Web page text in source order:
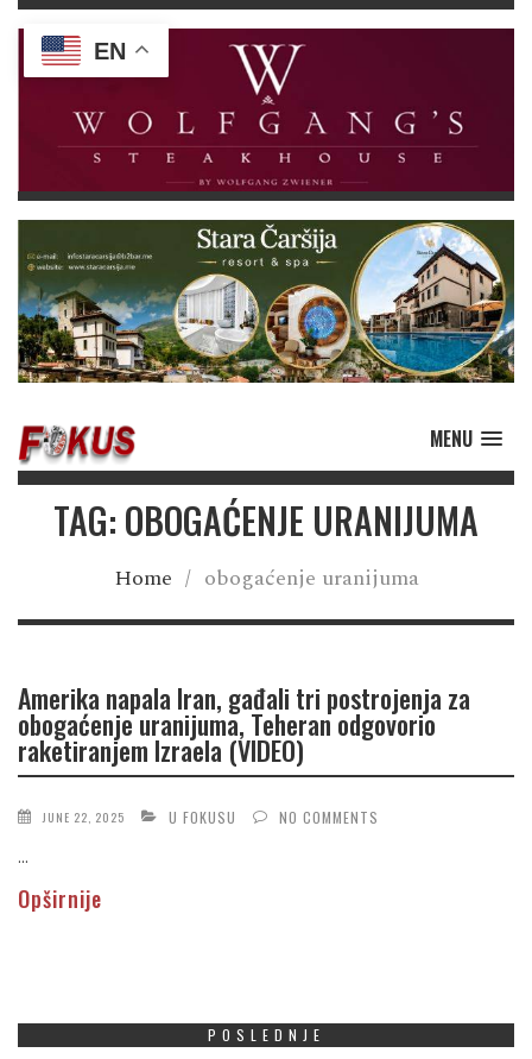
MENU
TAG: OBOGAĆENJE URANIJUMA
Home / obogaćenje uranijuma
Amerika napala Iran, gađali tri postrojenja za
obogaćenje uranijuma, Teheran odgovorio
raketiranjem Izraela (VIDEO)
JUNE 22, 2025 U FOKUSU NO COMMENTS
...
Opširnije
POSLEDNJE
EN